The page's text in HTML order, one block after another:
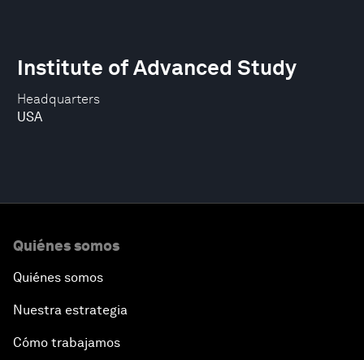
Headquarters
USA
Institute of Advanced Study
Quiénes somos
Quiénes somos
Nuestra estrategia
Cómo trabajamos